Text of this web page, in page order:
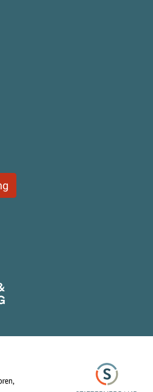
Senioren, Frauen und Jugend
Stifterverband